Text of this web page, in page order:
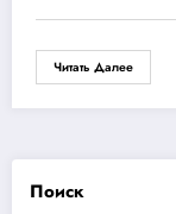
Читать Далее
Поиск